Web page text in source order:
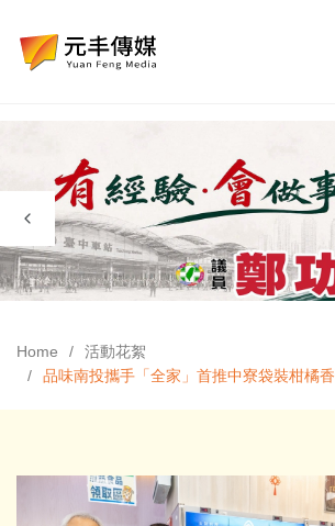
Home
活動花絮
品味南投攜手「全家」首推中寮袋裝柑橘